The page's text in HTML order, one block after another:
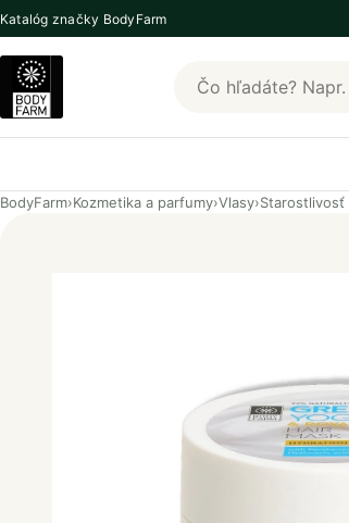
Katalóg značky BodyFarm
Hľadať produkty
BodyFarm›Kozmetika a parfumy›Vlasy›Starostlivosť